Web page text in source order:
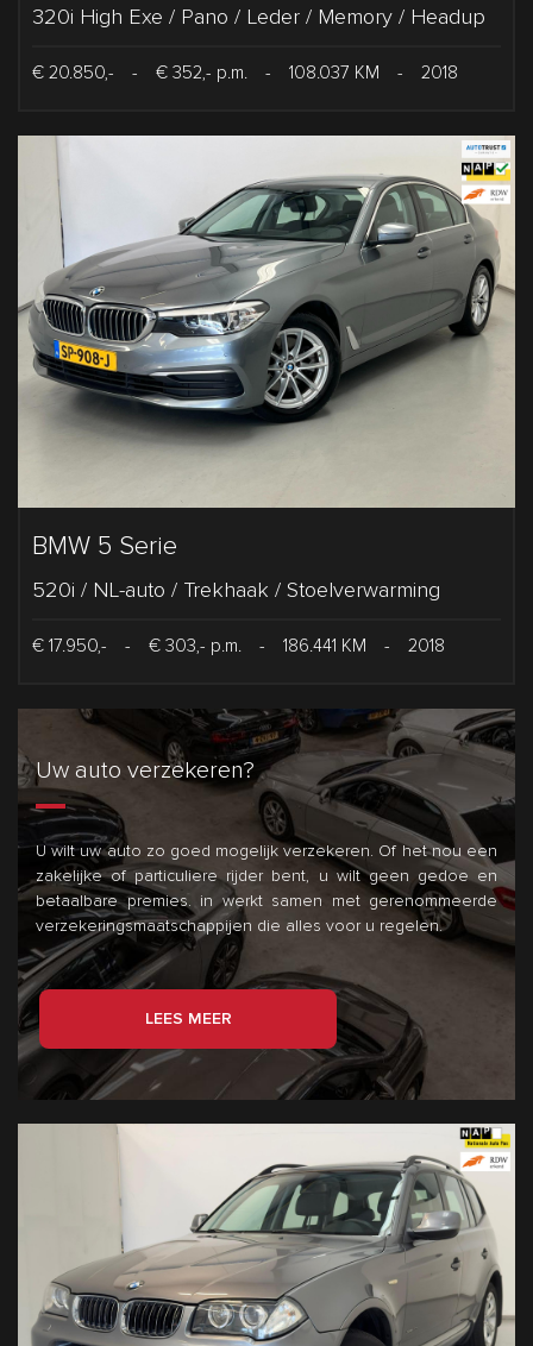
320i High Exe / Pano / Leder / Memory / Headup
€ 20.850,- - € 352,- p.m. - 108.037 KM - 2018
BMW 5 Serie
520i / NL-auto / Trekhaak / Stoelverwarming
€ 17.950,- - € 303,- p.m. - 186.441 KM - 2018
Uw auto verzekeren?
U wilt uw auto zo goed mogelijk verzekeren. Of het nou een
zakelijke of particuliere rijder bent, u wilt geen gedoe en
betaalbare premies. inwerkt samen met gerenommeerde
verzekeringsmaatschappijen die alles voor u regelen.
LEES MEER